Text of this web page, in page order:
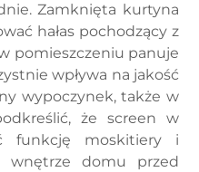
Zamknięta kurtyna
hałas pochodzący z
pomieszczeniu panuje
wpływa na jakość
wypoczynek, także w
że screen w
funkcję moskitiery i
wnętrze domu przed